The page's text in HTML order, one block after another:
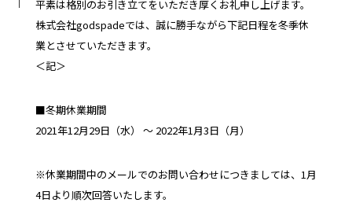
平素は格別のお引き立てをいただき厚くお礼申し上げます。
株式会社godspadeでは、誠に勝手ながら下記日程を冬季休
業とさせていただきます。
＜記＞
■冬期休業期間
2021年12月29日（水） ～ 2022年1月3日（月）
※休業期間中のメールでのお問い合わせにつきましては、1月
4日より順次回答いたします。